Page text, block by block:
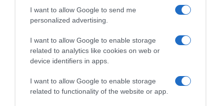
I want to allow Google to send me
personalized advertising.
I want to allow Google to enable storage
related to analytics like cookies on web or
device identifiers in apps.
I want to allow Google to enable storage
related to functionality of the website or app.
Ψηφοφορία:4.1 . Από 325 ψήφους.
ΕΞΑΙΡΕΣΗ – ΒΙΣΣΗ ΑΝΝΑ